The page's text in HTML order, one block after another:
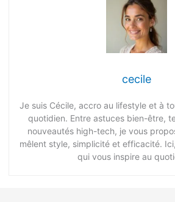
cecile
Je suis Cécile, accro au lifestyle et à
quotidien. Entre astuces bien-être,
nouveautés high-tech, je vous
mêlent style, simplicité et efficacité.
qui vous inspire au